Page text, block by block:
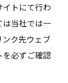
トにて行わ
は当社では一
ク先ウェブ
必ずご確認